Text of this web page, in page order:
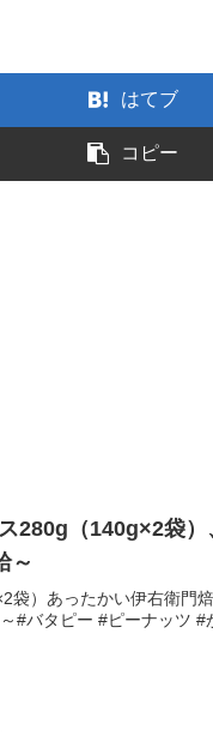
はてブ
コピー
280g（140g×2袋）
～
袋）あったかい伊右衛門
#バタピー #ピーナッツ #